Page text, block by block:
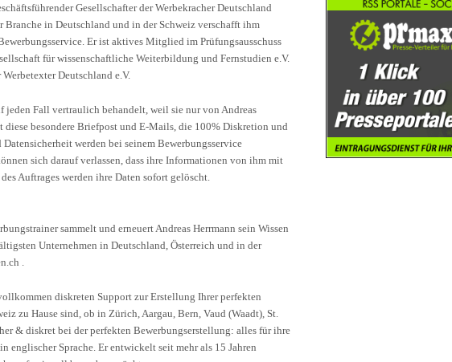
Gesellschafter der Werbekracher Deutschland
in Deutschland und in der Schweiz verschafft ihm
Er ist aktives Mitglied im Prüfungsausschuss
für wissenschaftliche Weiterbildung und Fernstudien e.V.
Deutschland e.V.
jeden Fall vertraulich behandelt, weil sie nur von Andreas
diese besondere Briefpost und E-Mails, die 100% Diskretion und
werden bei seinem Bewerbungsservice
sich darauf verlassen, dass ihre Informationen von ihm mit
Auftrages werden ihre Daten sofort gelöscht.
sammelt und erneuert Andreas Herrmann sein Wissen
Unternehmen in Deutschland, Österreich und in der
.
diskreten Support zur Erstellung Ihrer perfekten
zu Hause sind, ob in Zürich, Aargau, Bern, Vaud (Waadt), St.
& diskret bei der perfekten Bewerbungserstellung: alles für ihre
Sprache. Er entwickelt seit mehr als 15 Jahren